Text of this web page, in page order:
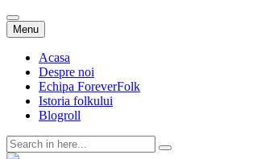
Menu Skip
to
content
Acasa
Despre noi
Echipa ForeverFolk
Istoria folkului
Blogroll
Search
for: